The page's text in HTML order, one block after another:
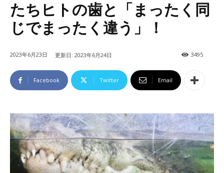
たちヒトの歯と「まったく同
じでまったく違う」！
2023年6月23日 更新日: 2023年6月24日 3495
Facebook Twitter Email